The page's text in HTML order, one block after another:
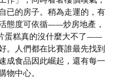
已的房子。稍為走運的，有
態度可依循——炒房地產，
蛋糕真的沒什麼大不了——
。人們都在比賽誰最先找到
成食品因此崛起，還有每一
物中心。